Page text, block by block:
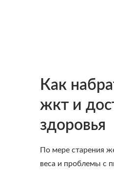
Как
жкт и
здоровья
По мере старения
веса и проблемы с